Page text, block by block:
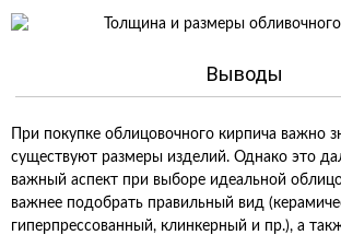
Выводы
При покупке облицовочного кирпича важно
существуют размеры изделий. Однако это
важный аспект при выборе идеальной
важнее подобрать правильный вид
гиперпрессованный, клинкерный и пр.), а